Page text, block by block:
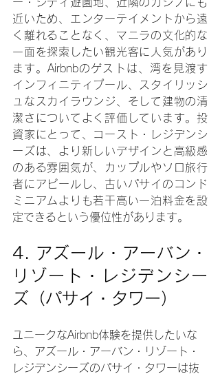
近いため、エンターテイメントから遠
く離れることなく、マニラの文化的な
一面を探索したい観光客に人気があり
ます。Airbnbのゲストは、湾を見渡す
インフィニティプール、スタイリッシ
ュなスカイラウンジ、そして建物の清
潔さについてよく評価しています。投
資家にとって、コースト・レジデンシ
ーズは、より新しいデザインと高級感
のある雰囲気が、カップルやソロ旅行
者にアピールし、古いパサイのコンド
ミニアムよりも若干高い一泊料金を設
定できるという優位性があります。
4. アズール・アーバン・
リゾート・レジデンシー
ズ（パサイ・タワー）
ユニークなAirbnb体験を提供したいな
ら、アズール・アーバン・リゾート・
レジデンシーズのパサイ・タワーは抜